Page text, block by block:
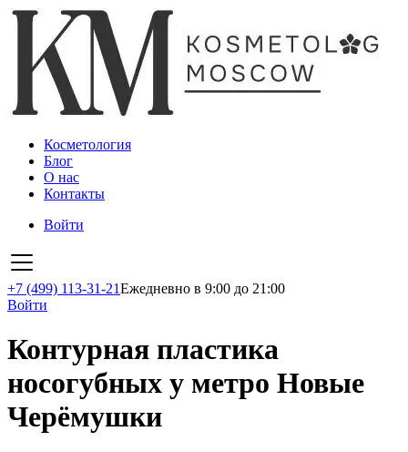
Косметология
Блог
О нас
Контакты
Войти
+7 (499) 113-31-21Ежедневно в 9:00 до 21:00
Войти
Контурная пластика
носогубных у метро Новые
Черёмушки